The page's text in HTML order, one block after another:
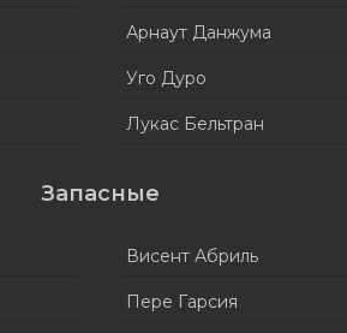
Арнаут Данжума
Уго Дуро
Лукас Бельтран
Запасные
Висент Абриль
Пере Гарсия